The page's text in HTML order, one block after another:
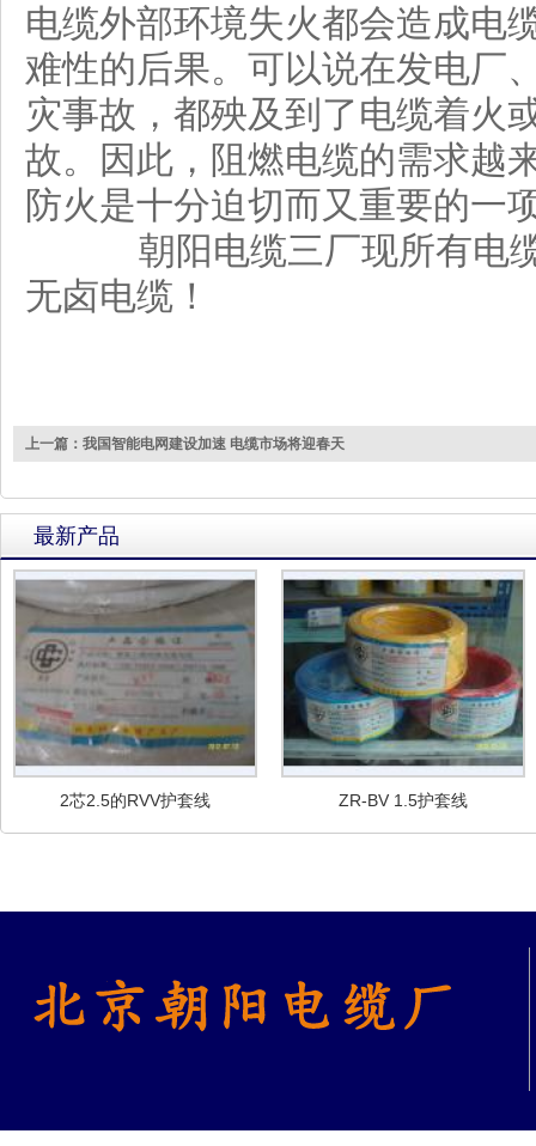
电缆外部环境失火都会造成电
难性的后果。可以说在发电厂
灾事故，都殃及到了电缆着火
故。因此，阻燃电缆的需求越
防火是十分迫切而又重要的一
朝阳电缆三厂现所有电缆
无卤电缆！
上一篇：我国智能电网建设加速 电缆市场将迎春天
最新产品
2芯2.5的RVV护套线 ZR-BV 1.5护套线